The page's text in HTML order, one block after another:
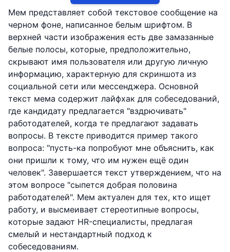
Мем представляет собой текстовое сообщение на
черном фоне, написанное белым шрифтом. В
верхней части изображения есть две замазанные
белые полосы, которые, предположительно,
скрывают имя пользователя или другую личную
информацию, характерную для скриншота из
социальной сети или мессенджера. Основной
текст мема содержит лайфхак для собеседований,
где кандидату предлагается "вздрючивать"
работодателей, когда те предлагают задавать
вопросы. В тексте приводится пример такого
вопроса: "пусть-ка попробуют мне объяснить, как
они пришли к тому, что им нужен ещё один
человек". Завершается текст утверждением, что на
этом вопросе "сыпется добрая половина
работодателей". Мем актуален для тех, кто ищет
работу, и высмеивает стереотипные вопросы,
которые задают HR-специалисты, предлагая
смелый и нестандартный подход к
собеседованиям.